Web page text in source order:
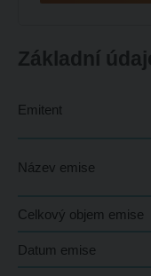
Základní
Emitent
Název emise
Celkový objem emise
Datum emise